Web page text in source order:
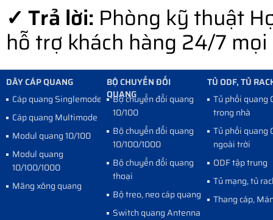
✓ Trả lời: Phòng kỹ thuật
hỗ trợ khách hàng 24/7 mọi
DÂY CÁP QUANG
Cáp quang Singlemode
Cáp quang Multimode
Modul quang 10/100
Modul quang
10/100/1000
Măng xông quang
BỘ CHUYỂN ĐỔI
QUANG
Bộ chuyển đổi quang
10/100
Bộ chuyển đổi quang
10/100/1000
Bộ chuyển đổi quang
thoại
Bộ treo, neo cáp quang
Switch quang Antenna
TỦ ODF, TỦ
Tủ phối quang
trong nhà
Tủ phối quang
ngoài trời
ODF tập trung
Tủ mạng, tủ
Thang cáp,